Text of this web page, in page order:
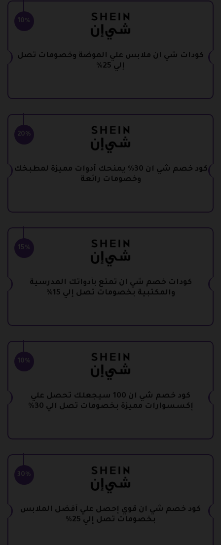
10%
كودات شي ان ملابس علي الموضة وخصومات تصل
إلي 25%
20%
كود خصم شي ان 30% يمنحك أدوات مميزة لمطبخك
وخصومات رائعة
15%
كودات خصم شي ان تمتع بأدواتك المدرسية
والمكتبية بخصومات تصل إلي 15%
10%
كود خصم شي ان 100 سيجعلك تحصل علي
إكسسوارات مميزة بخصومات تصل الي 30%
30%
كود خصم شي ان قوي إحصل علي أفضل الملابس
بخصومات تصل إلي 25%